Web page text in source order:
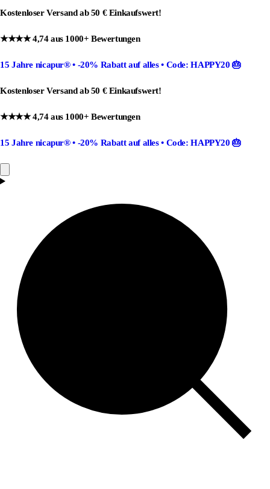
Kostenloser Versand ab 50 € Einkaufswert!
★★★★ 4,74 aus 1000+ Bewertungen
15 Jahre nicapur®• -20% Rabattauf alles • Code: HAPPY20🎂
Kostenloser Versand ab 50 € Einkaufswert!
★★★★ 4,74 aus 1000+ Bewertungen
15 Jahre nicapur®• -20% Rabattauf alles • Code: HAPPY20🎂